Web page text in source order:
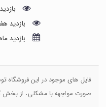
بازدید
بازدید
بازدید ماه
فایل های موجود در این فروشگاه
صورت مواجهه با مشکلی، از بخش